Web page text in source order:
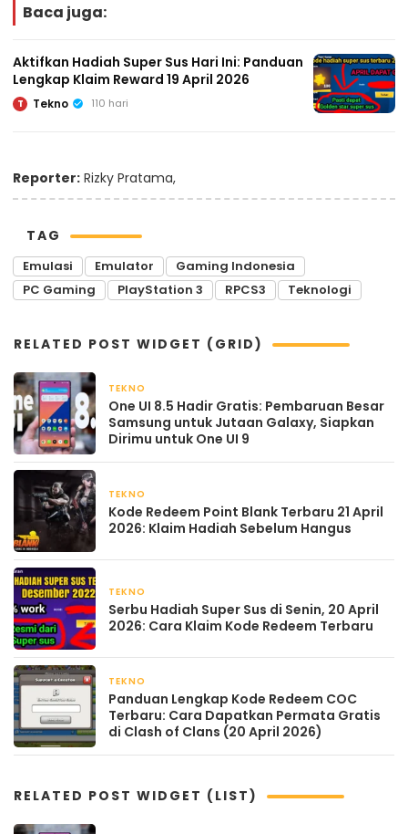
Baca juga:
Aktifkan Hadiah Super Sus Hari Ini: Panduan
Lengkap Klaim Reward 19 April 2026
T Tekno 110 hari
Reporter: Rizky Pratama,
TAG
Emulasi Emulator
Gaming Indonesia
PC Gaming
PlayStation 3 RPCS3 Teknologi
RELATED POST WIDGET (GRID)
TEKNO
One UI 8.5 Hadir Gratis: Pembaruan Besar
Samsung untuk Jutaan Galaxy, Siapkan
Dirimu untuk One UI 9
TEKNO
Kode Redeem Point Blank Terbaru 21 April
2026: Klaim Hadiah Sebelum Hangus
TEKNO
Serbu Hadiah Super Sus di Senin, 20 April
2026: Cara Klaim Kode Redeem Terbaru
TEKNO
Panduan Lengkap Kode Redeem COC
Terbaru: Cara Dapatkan Permata Gratis
di Clash of Clans (20 April 2026)
RELATED POST WIDGET (LIST)